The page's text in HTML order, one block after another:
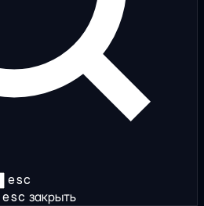
esc
esc закрыть